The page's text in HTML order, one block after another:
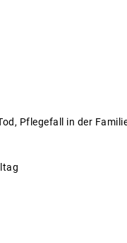
Pflegefall in der